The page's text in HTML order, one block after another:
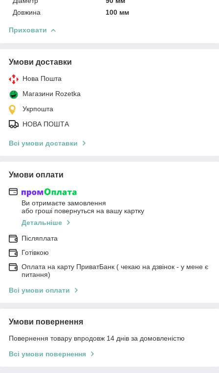
Довжина
100 мм
Приховати
Умови доставки
Нова Пошта
Магазини Rozetka
Укрпошта
НОВА ПОШТА
Всі умови доставки
Умови оплати
Ви отримаєте замовлення
або гроші повернуться на вашу картку
Детальніше
Післяплата
Готівкою
Оплата на карту ПриватБанк ( чекаю на дзвінок - у мене є
питання)
Всі умови оплати
Умови повернення
Повернення товару впродовж 14 днів за домовленістю
Всі умови повернення